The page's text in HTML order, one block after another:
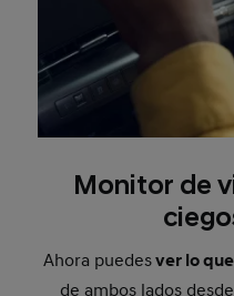
Monitor de
Ahora puedesver lo
de ambos lados